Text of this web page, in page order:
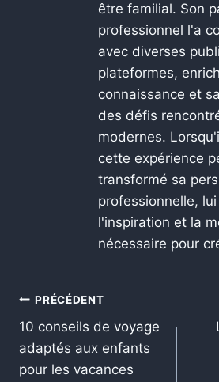
être familial. Son
professionnel l'a
avec diverses
plateformes,
connaissance et
des défis
modernes.
cette expérience
transformé sa
professionnelle,
l'inspiration et la
nécessaire pour
PRÉCÉDENT
10 conseils de voyage
adaptés aux enfants
pour les vacances